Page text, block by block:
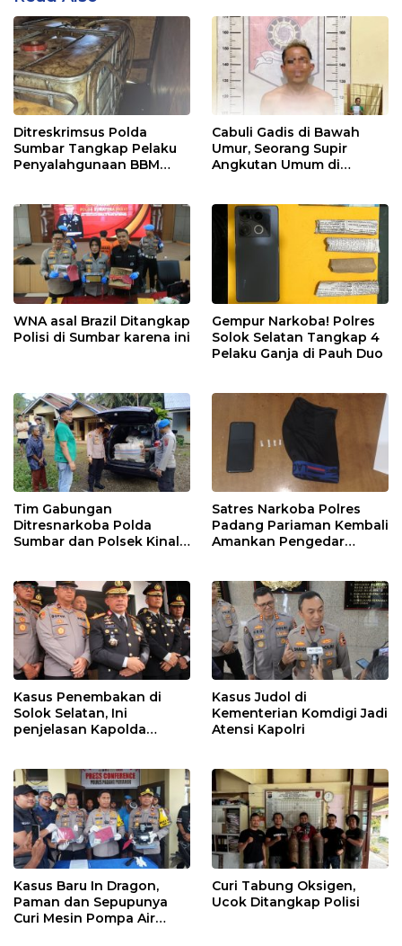
Ditreskrimsus Polda
Sumbar Tangkap Pelaku
Penyalahgunaan BBM
Cabuli Gadis di Bawah
Umur, Seorang Supir
Angkutan Umum di
WNA asal Brazil Ditangkap
Polisi di Sumbar karena ini
Gempur Narkoba! Polres
Solok Selatan Tangkap 4
Pelaku Ganja di Pauh Duo
Tim Gabungan
Ditresnarkoba Polda
Sumbar dan Polsek Kinali
Satres Narkoba Polres
Padang Pariaman Kembali
Amankan Pengedar
Kasus Penembakan di
Solok Selatan, Ini
penjelasan Kapolda
Kasus Judol di
Kementerian Komdigi Jadi
Atensi Kapolri
Kasus Baru In Dragon,
Paman dan Sepupunya
Curi Mesin Pompa Air
Curi Tabung Oksigen,
Ucok Ditangkap Polisi